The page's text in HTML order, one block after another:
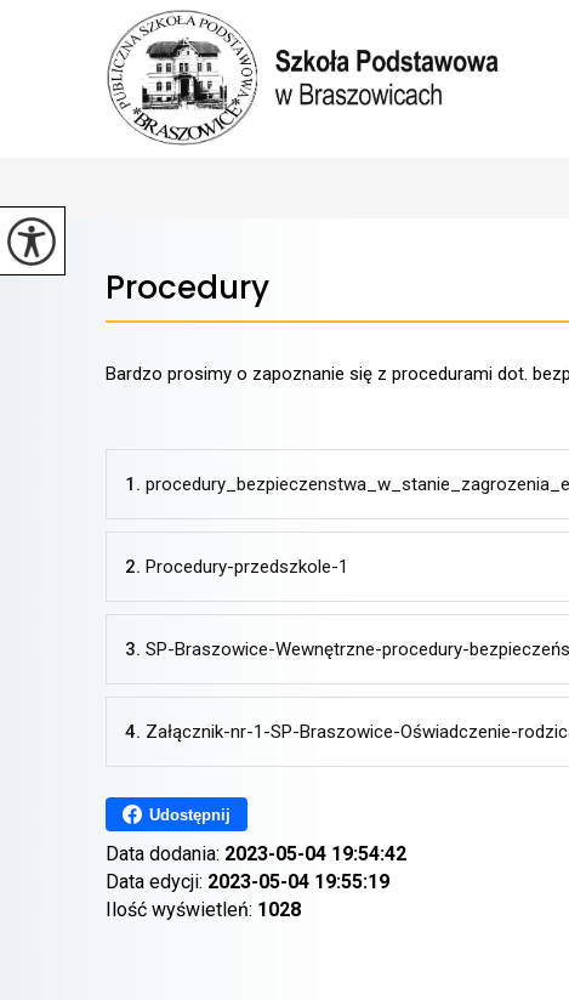
Procedury
Bardzo prosimy o zapoznanie się z procedurami dot.
1.
2. Procedury-przedszkole-1
3. SP-Braszowice-Wewnętrzne-procedury-
4. Załącznik-nr-1-SP-Braszowice-Oświadczenie-
Udostępnij
Data dodania: 2023-05-04 19:54:42
Data edycji: 2023-05-04 19:55:19
Ilość wyświetleń: 1028